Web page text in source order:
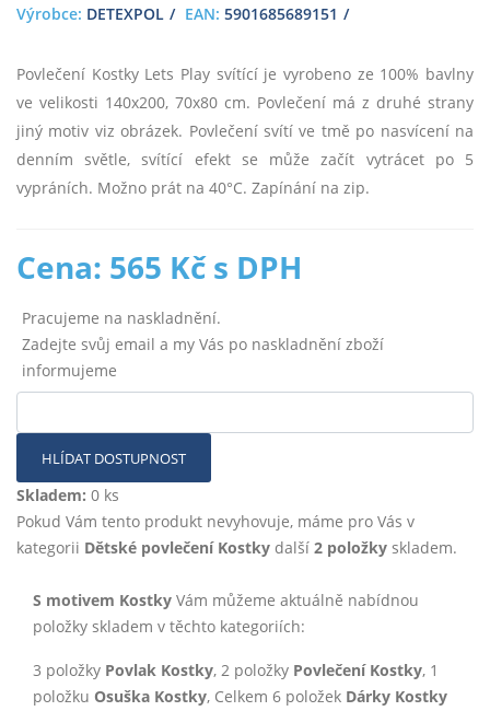
Výrobce: DETEXPOL EAN: 5901685689151
Povlečení Kostky Lets Play svítící je vyrobeno ze 100% bavlny
ve velikosti 140x200, 70x80 cm. Povlečení má z druhé strany
jiný motiv viz obrázek. Povlečení svítí ve tmě po nasvícení na
denním světle, svítící efekt se může začít vytrácet po 5
vypráních. Možno prát na 40°C. Zapínání na zip.
Cena: 565 Kč s DPH
Pracujeme na naskladnění.
Zadejte svůj email a my Vás po naskladnění zboží
informujeme
HLÍDAT DOSTUPNOST
Skladem: 0 ks
Pokud Vám tento produkt nevyhovuje, máme pro Vás v
kategorii Dětské povlečení Kostky další 2 položky skladem.
S motivem Kostky Vám můžeme aktuálně nabídnou
položky skladem v těchto kategoriích:
3 položky Povlak Kostky, 2 položky Povlečení Kostky, 1
položku Osuška Kostky, Celkem 6 položek Dárky Kostky